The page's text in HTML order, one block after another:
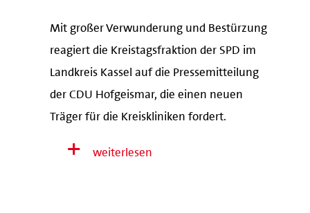
Mit großer Verwunderung und Bestürzung
reagiert die Kreistagsfraktion der SPD im
Landkreis Kassel auf die Pressemitteilung
der CDU Hofgeismar, die einen neuen
Träger für die Kreiskliniken fordert.
weiterlesen